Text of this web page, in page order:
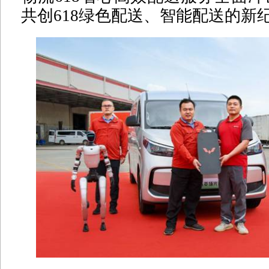
共创618绿色配送、智能配送的新